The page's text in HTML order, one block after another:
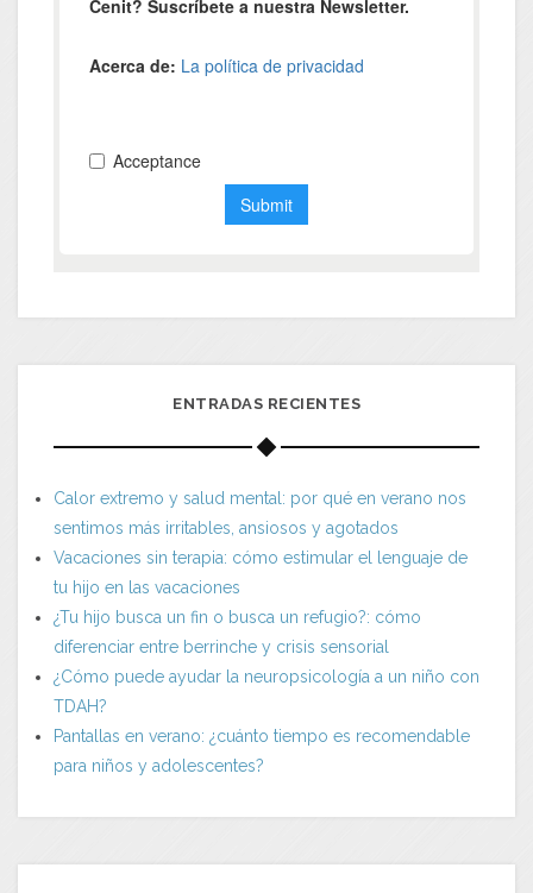
ENTRADAS RECIENTES
Calor extremo y salud mental: por qué en verano nos
sentimos más irritables, ansiosos y agotados
Vacaciones sin terapia: cómo estimular el lenguaje de
tu hijo en las vacaciones
¿Tu hijo busca un fin o busca un refugio?: cómo
diferenciar entre berrinche y crisis sensorial
¿Cómo puede ayudar la neuropsicología a un niño con
TDAH?
Pantallas en verano: ¿cuánto tiempo es recomendable
para niños y adolescentes?